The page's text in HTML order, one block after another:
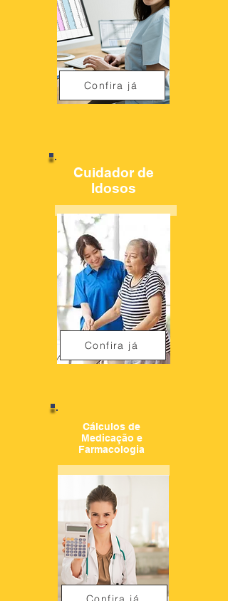
Confira já
Cuidador de
Idosos
Confira já
Cálculos de
Medicação e
Farmacologia